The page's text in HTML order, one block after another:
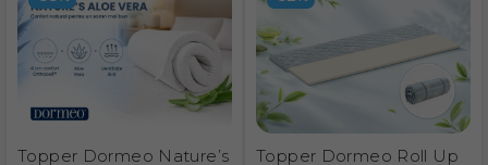
Topper Dormeo Nature’s
Topper Dormeo Roll Up